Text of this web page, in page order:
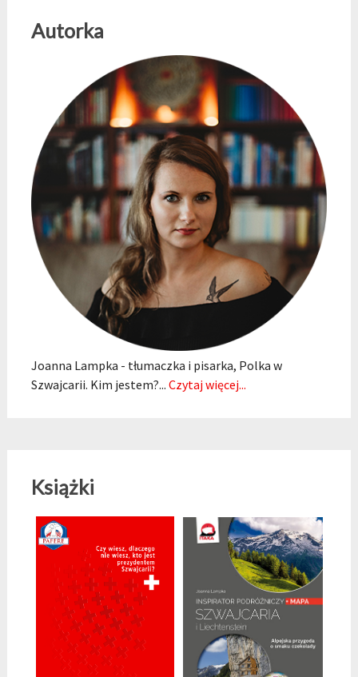
Autorka
Joanna Lampka - tłumaczka i pisarka, Polka w
Szwajcarii. Kim jestem?... Czytaj więcej...
Książki